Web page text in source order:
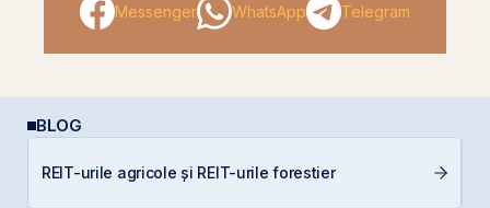
Messenger WhatsApp Telegram
BLOG
REIT-urile agricole și REIT-urile forestier